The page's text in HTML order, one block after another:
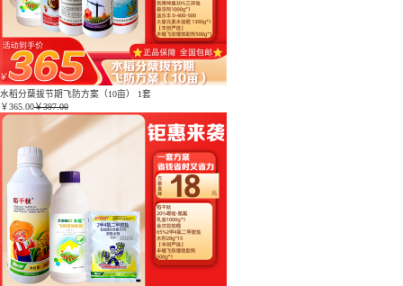
水稻分蘖拔节期飞防方案（10亩） 1套
￥365.00￥397.00